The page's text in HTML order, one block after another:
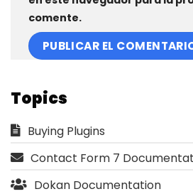
comente.
Topics
Buying Plugins
Contact Form 7
Dokan Documentation